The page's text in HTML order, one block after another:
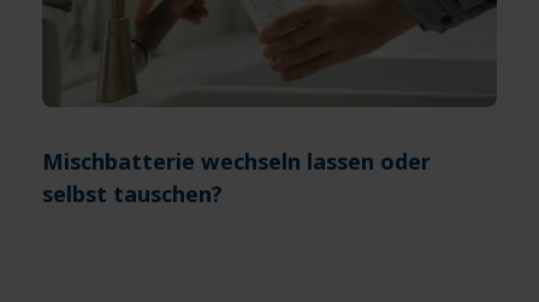
Mischbatterie wechseln lassen oder
selbst tauschen?